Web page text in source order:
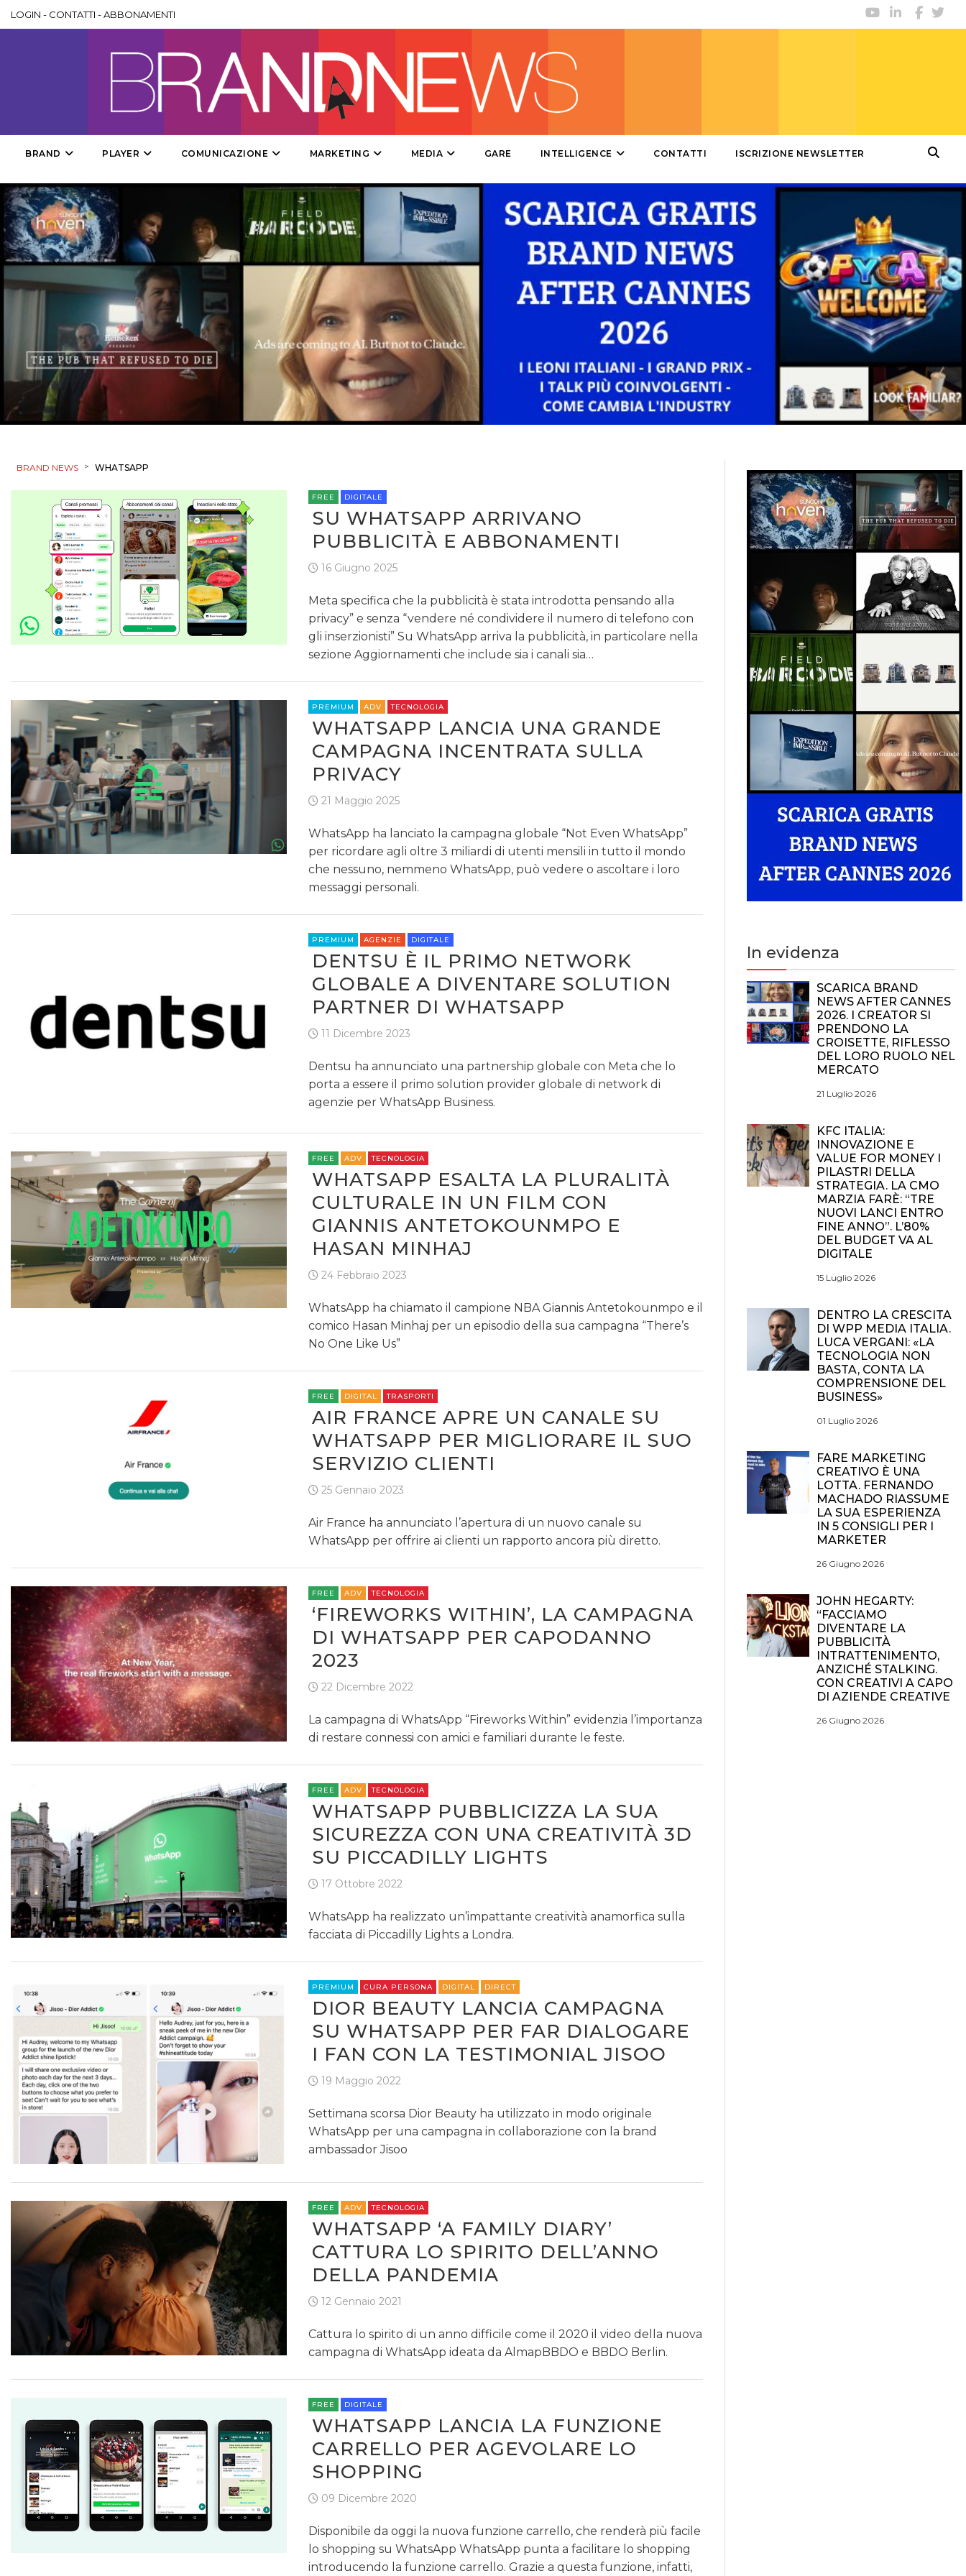
EDITORIA
ESTERNA
RADIO / AUDIO
TV
RICERCHE
PREVISIONI/SCENARI
NORMATIVE
TREND
CASE HISTORY
LOGIN - CONTATTI -ABBONAMENTI
BRAND PLAYER COMUNICAZIONE MARKETING MEDIA GARE INTELLIGENCE CONTATTI ISCRIZIONE NEWSLETTER
BRAND NEWS > WHATSAPP
FREE DIGITALE
SU WHATSAPP ARRIVANO
PUBBLICITÀ E ABBONAMENTI
16 Giugno 2025
Meta specifica che la pubblicità è stata introdotta pensando alla
privacy” e senza “vendere né condividere il numero di telefono con
gli inserzionisti” Su WhatsApp arriva la pubblicità, in particolare nella
sezione Aggiornamenti che include sia i canali sia…
PREMIUM ADV TECNOLOGIA
WHATSAPP LANCIA UNA GRANDE
CAMPAGNA INCENTRATA SULLA
PRIVACY
21 Maggio 2025
WhatsApp ha lanciato la campagna globale “Not Even WhatsApp”
per ricordare agli oltre 3 miliardi di utenti mensili in tutto il mondo
che nessuno, nemmeno WhatsApp, può vedere o ascoltare i loro
messaggi personali.
PREMIUM AGENZIE DIGITALE
DENTSU È IL PRIMO NETWORK
GLOBALE A DIVENTARE SOLUTION
PARTNER DI WHATSAPP
11 Dicembre 2023
Dentsu ha annunciato una partnership globale con Meta che lo
porta a essere il primo solution provider globale di network di
agenzie per WhatsApp Business.
FREE ADV TECNOLOGIA
WHATSAPP ESALTA LA PLURALITÀ
CULTURALE IN UN FILM CON
GIANNIS ANTETOKOUNMPO E
HASAN MINHAJ
24 Febbraio 2023
WhatsApp ha chiamato il campione NBA Giannis Antetokounmpo e il
comico Hasan Minhaj per un episodio della sua campagna “There’s
No One Like Us”
FREE DIGITAL TRASPORTI
AIR FRANCE APRE UN CANALE SU
WHATSAPP PER MIGLIORARE IL SUO
SERVIZIO CLIENTI
25 Gennaio 2023
Air France ha annunciato l’apertura di un nuovo canale su
WhatsApp per offrire ai clienti un rapporto ancora più diretto.
FREE ADV TECNOLOGIA
‘FIREWORKS WITHIN’, LA CAMPAGNA
DI WHATSAPP PER CAPODANNO
2023
22 Dicembre 2022
La campagna di WhatsApp “Fireworks Within” evidenzia l’importanza
di restare connessi con amici e familiari durante le feste.
FREE ADV TECNOLOGIA
WHATSAPP PUBBLICIZZA LA SUA
SICUREZZA CON UNA CREATIVITÀ 3D
SU PICCADILLY LIGHTS
17 Ottobre 2022
WhatsApp ha realizzato un’impattante creatività anamorfica sulla
facciata di Piccadilly Lights a Londra.
PREMIUM CURA PERSONA DIGITAL DIRECT
DIOR BEAUTY LANCIA CAMPAGNA
SU WHATSAPP PER FAR DIALOGARE
I FAN CON LA TESTIMONIAL JISOO
19 Maggio 2022
Settimana scorsa Dior Beauty ha utilizzato in modo originale
WhatsApp per una campagna in collaborazione con la brand
ambassador Jisoo
FREE ADV TECNOLOGIA
WHATSAPP ‘A FAMILY DIARY’
CATTURA LO SPIRITO DELL’ANNO
DELLA PANDEMIA
12 Gennaio 2021
Cattura lo spirito di un anno difficile come il 2020 il video della nuova
campagna di WhatsApp ideata da AlmapBBDO e BBDO Berlin.
FREE DIGITALE
WHATSAPP LANCIA LA FUNZIONE
CARRELLO PER AGEVOLARE LO
SHOPPING
09 Dicembre 2020
Disponibile da oggi la nuova funzione carrello, che renderà più facile
lo shopping su WhatsApp WhatsApp punta a facilitare lo shopping
introducendo la funzione carrello. Grazie a questa funzione, infatti,
In evidenza
SCARICA BRAND
NEWS AFTER CANNES
2026. I CREATOR SI
PRENDONO LA
CROISETTE, RIFLESSO
DEL LORO RUOLO NEL
MERCATO
21 Luglio 2026
KFC ITALIA:
INNOVAZIONE E
VALUE FOR MONEY I
PILASTRI DELLA
STRATEGIA. LA CMO
MARZIA FARÈ: “TRE
NUOVI LANCI ENTRO
FINE ANNO”. L’80%
DEL BUDGET VA AL
DIGITALE
15 Luglio 2026
DENTRO LA CRESCITA
DI WPP MEDIA ITALIA.
LUCA VERGANI: «LA
TECNOLOGIA NON
BASTA, CONTA LA
COMPRENSIONE DEL
BUSINESS»
01 Luglio 2026
FARE MARKETING
CREATIVO È UNA
LOTTA. FERNANDO
MACHADO RIASSUME
LA SUA ESPERIENZA
IN 5 CONSIGLI PER I
MARKETER
26 Giugno 2026
JOHN HEGARTY:
“FACCIAMO
DIVENTARE LA
PUBBLICITÀ
INTRATTENIMENTO,
ANZICHÉ STALKING.
CON CREATIVI A CAPO
DI AZIENDE CREATIVE
26 Giugno 2026